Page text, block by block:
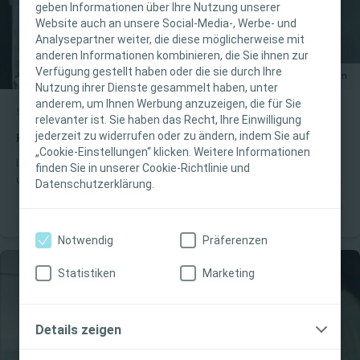
geben Informationen über Ihre Nutzung unserer
Website auch an unsere Social-Media-, Werbe- und
Analysepartner weiter, die diese möglicherweise mit
anderen Informationen kombinieren, die Sie ihnen zur
Verfügung gestellt haben oder die sie durch Ihre
Nutzung ihrer Dienste gesammelt haben, unter
anderem, um Ihnen Werbung anzuzeigen, die für Sie
relevanter ist. Sie haben das Recht, Ihre Einwilligung
jederzeit zu widerrufen oder zu ändern, indem Sie auf
„Cookie-Einstellungen“ klicken. Weitere Informationen
finden Sie in unserer Cookie-Richtlinie und
Datenschutzerklärung.
Notwendig Präferenzen
Statistiken Marketing
Details zeigen
Diese Website richtet sich nur an medizinische
Fachpersonen. Der Inhalt der Website ist für
fachliche Informations- und Fortbildungszwecke
bestimmt. Coloplast bietet keinen individuellen
medizinischen Rat. Die Verantwortung für die
individuelle Patientenversorgung liegt bei den
medizinischen Fachpersonen. Detaillierte
Produktinformationen zu den vorgestellten
Produkten, einschliesslich Anwendungshinweise,
Vorsichtsmassnahmen und Warnhinweisen,
finden Sie in der Gebrauchsanweisung (IFU) des
Produkts, die vor der Verwendung sorgfältig zu
Ich bin eine medizinische Fachkraft
Stomaversorgung
15 Minuten
Herausforderungen für die peristomale Haut Teil 2
In diesem Modul lernen Sie die Auswirkungen von systemischen
und topischen Medikamenten auf die peristomale Haut kennen.
hervorrufen können. Sie erfahren, wie topische Medikamente, die
Medikamente, Steroide und Chemotherapie zu Problemen
potenziellen Risiken von Medikamenten für die Hautintegrität